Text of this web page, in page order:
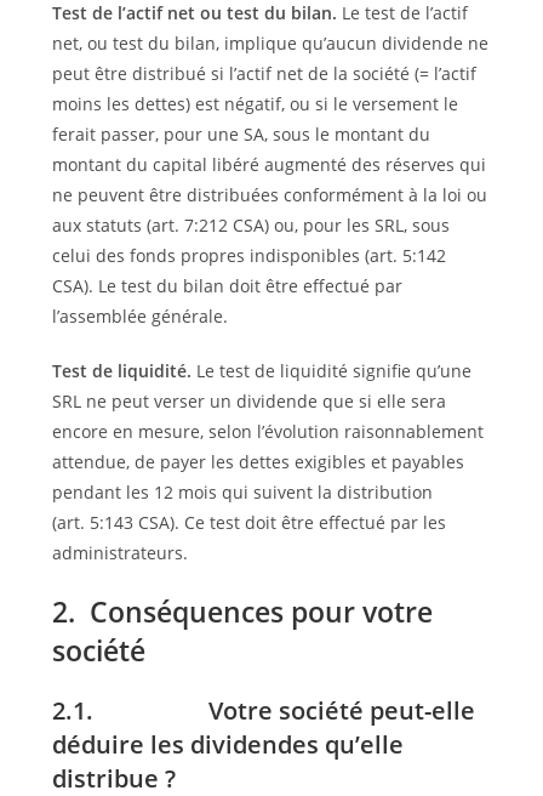
Test de l’actif net ou test du bilan. Le test de l’actif
net, ou test du bilan, implique qu’aucun dividende ne
peut être distribué si l’actif net de la société (= l’actif
moins les dettes) est négatif, ou si le versement le
ferait passer, pour une SA, sous le montant du
montant du capital libéré augmenté des réserves qui
ne peuvent être distribuées conformément à la loi ou
aux statuts (art. 7:212 CSA) ou, pour les SRL, sous
celui des fonds propres indisponibles (art. 5:142
CSA). Le test du bilan doit être effectué par
l’assemblée générale.
Test de liquidité. Le test de liquidité signifie qu’une
SRL ne peut verser un dividende que si elle sera
encore en mesure, selon l’évolution raisonnablement
attendue, de payer les dettes exigibles et payables
pendant les 12 mois qui suivent la distribution
(art. 5:143 CSA). Ce test doit être effectué par les
administrateurs.
2. Conséquences pour votre
société
2.1. Votre société peut-elle
déduire les dividendes qu’elle
distribue ?